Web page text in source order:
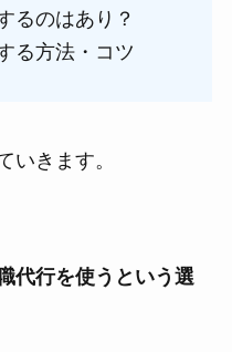
るのはあり？
る方法・コツ
いきます。
代行を使うという選